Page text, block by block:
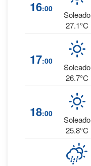
16:00
Soleado
27.1°C
17:00
Soleado
26.7°C
18:00
Soleado
25.8°C